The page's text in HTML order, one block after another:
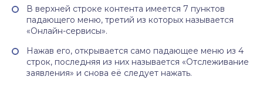
В верхней строке контента имеется 7 пунктов
падающего меню, третий из которых называется
«Онлайн-сервисы».
Нажав его, открывается само падающее меню из 4
строк, последняя из них называется «Отслеживание
заявления» и снова её следует нажать.